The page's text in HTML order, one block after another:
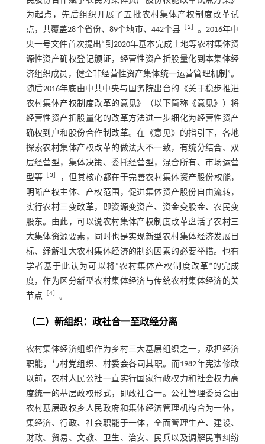
为起点，先后组织开展了五批农村集体产权制度改革试
点，共覆盖28个省份、89个地市、442个县
2
。2016年中
央一号文件首次提出“到2020年基本完成土地等农村集体资
源性资产确权登记颁证，经营性资产折股量化到本集体经
济组织成员，健全非经营性资产集体统一运营管理机制”。
随后2016年底由中共中央与国务院出台的《关于稳步推进
农村集体产权制度改革的意见》（以下简称《意见》）将
经营性资产折股量化的改革方法进一步细化为经营性资产
确权到户和股份合作制改革。在《意见》的指引下，各地
探索农村集体产权改革的做法大不一致，有统分结合、双
层经营型，集体决策、委托经营型，混合所有、市场运营
型等
3
，但其核心都在于完善农村集体资产股份权能，
明晰产权主体、产权范围，促进集体资产股份自由流转，
实行农村三变改革，即资源变资产、资金变股金、农民变
股东。由此，可以说农村集体产权制度改革盘活了农村三
大集体资源要素，同时也是实现新型农村集体经济发展目
标、纾解壮大农村集体经济的制约因素的必要举措。也有
学者基于此认为可以将“农村集体产权制度改革”的完成
度，作为区分新型农村集体经济与传统农村集体经济的关
节点
4］ 。
（二）新组织：政社合一至政经分离
农村集体经济组织作为乡村三大基层组织之一，承担经济
职能，与村党组织、村委会各司其职。而1982年宪法修改
以前，农村人民公社一直实行国家行政权力和社会权力高
度统一的基层政权形式，即政社合一。公社管理委员会由
农村基层政权乡人民政府和集体经济管理机构合为一体，
集经济、行政、社会职能于一体，全面管理生产、建设、
财政、贸易、文教、卫生、治安、民兵以及调解民事纠纷